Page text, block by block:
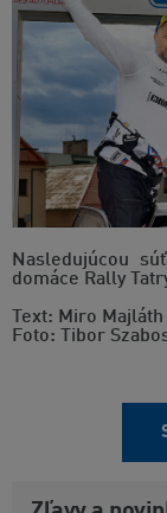
Nasledujúcou
domáce Rally
Text: Miro Majláth
Foto: Tibor